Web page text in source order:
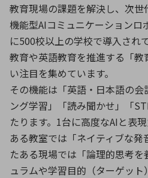
教育現場の課題を解決し、次
機能型AIコミュニケーションロ
に500校以上の学校で導入され
教育や英語教育を推進する「
い注目を集めています。
その機能は「英語・日本語の
ング学習」「読み聞かせ」「
たります。1台に高度なAIと表
ある教室では「ネイティブな
たある現場では「論理的思考
ュラムや学習目的（ターゲッ